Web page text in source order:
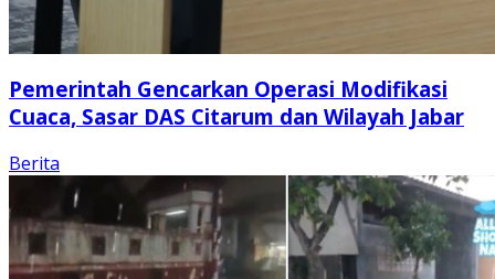
Pemerintah Gencarkan Operasi Modifikasi
Cuaca, Sasar DAS Citarum dan Wilayah Jabar
Berita